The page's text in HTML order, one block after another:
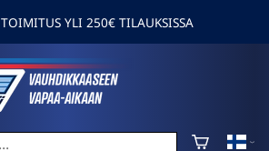
YLI 250€ TILAUKSISSA